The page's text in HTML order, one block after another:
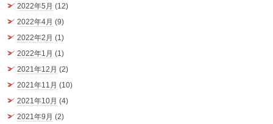
2022年5月 (12)
2022年4月 (9)
2022年2月 (1)
2022年1月 (1)
2021年12月 (2)
2021年11月 (10)
2021年10月 (4)
2021年9月 (2)